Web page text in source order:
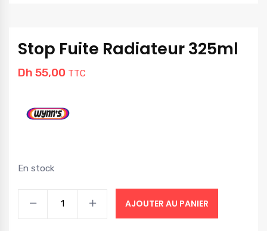
Stop Fuite Radiateur 325ml
Dh 55,00 TTC
En stock
AJOUTER AU PANIER